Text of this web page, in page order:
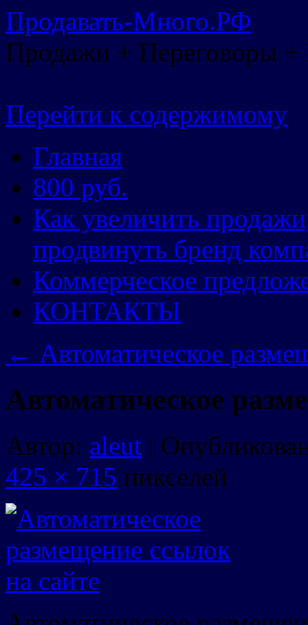
Продавать-Много.РФ
Продажи + Переговоры +
Перейти к содержимому
Главная
800 руб.
Как увеличить
продвинуть бренд
Коммерческое
КОНТАКТЫ
← Автоматическое
Автоматическое
Автор: aleut |
425 × 715 пикселей